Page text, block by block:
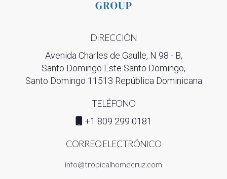
DIRECCIÓN
Avenida Charles de Gaulle, N 98 - B,
Santo Domingo Este Santo Domingo,
Santo Domingo 11513 República Dominicana
TELÉFONO
+1 809 299 0181
CORREO ELECTRÓNICO
info@tropicalhomecruz.com